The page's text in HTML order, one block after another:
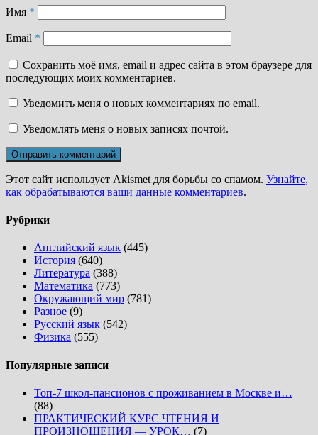
Имя *
Email *
Сохранить моё имя, email и адрес сайта в этом браузере для
последующих моих комментариев.
Уведомить меня о новых комментариях по email.
Уведомлять меня о новых записях почтой.
Этот сайт использует Akismet для борьбы со спамом. Узнайте,
как обрабатываются ваши данные комментариев.
Рубрики
Английский язык (445)
История (640)
Литература (388)
Математика (773)
Окружающий мир (781)
Разное (9)
Русский язык (542)
Физика (555)
Популярные записи
Топ-7 школ-пансионов с проживанием в Москве и…
(88)
ПРАКТИЧЕСКИЙ КУРС ЧТЕНИЯ И
ПРОИЗНОШЕНИЯ — УРОК… (7)